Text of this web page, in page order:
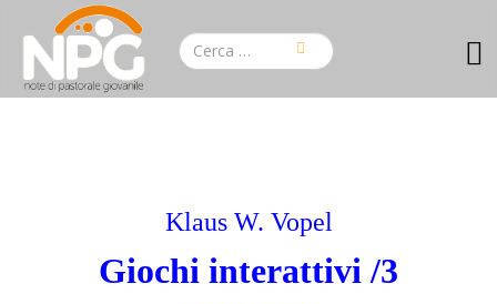
Klaus W. Vopel
Giochi interattivi /3